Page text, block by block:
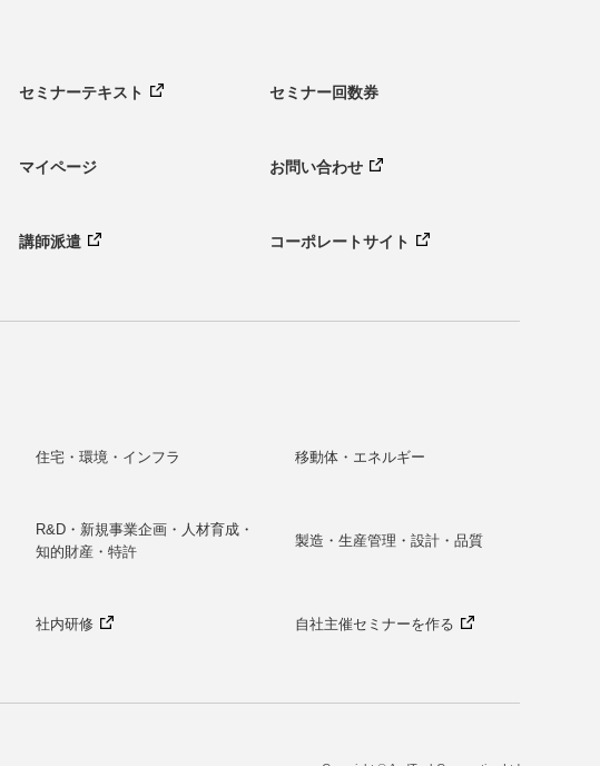
セミナーテキスト セミナー回数券
マイページ お問い合わせ
講師派遣 コーポレートサイト
住宅・環境・インフラ 移動体・エネルギー
R&D・新規事業企画・人材育成・
知的財産・特許
製造・生産管理・設計・品質
社内研修 自社主催セミナーを作る